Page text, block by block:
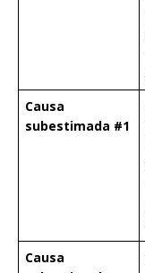
Causa
subestimada #1
Causa